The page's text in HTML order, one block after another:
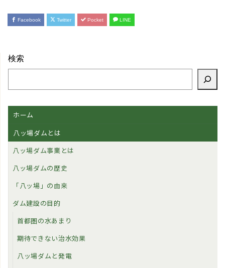
Facebook Twitter Pocket LINE
検索
ホーム
八ッ場ダムとは
八ッ場ダム事業とは
八ッ場ダムの歴史
「八ッ場」の由来
ダム建設の目的
首都圏の水あまり
期待できない治水効果
八ッ場ダムと発電